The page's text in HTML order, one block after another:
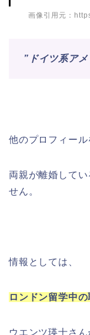
画像引用元：
”ドイツ系ア
他のプロフィール
両親が離婚して
せん。
情報としては、
ロンドン留学中の
ウエンツ瑛士さん